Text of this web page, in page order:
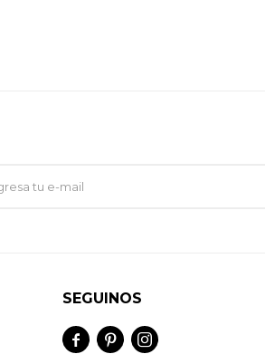
SEGUINOS
  